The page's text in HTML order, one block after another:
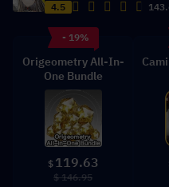
4.5
- 19%
Origeometry All-In-
One Bundle
$ 119.63
$ 146.95